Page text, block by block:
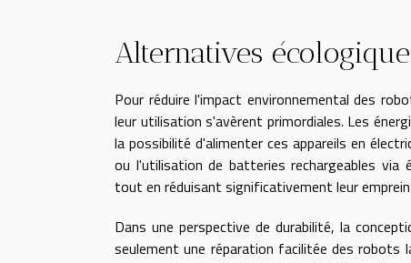
Alternatives
Pour réduire l'impact environnemental des
leur utilisation s'avèrent primordiales. Les
la possibilité d'alimenter ces appareils en
ou l'utilisation de batteries rechargeables via
tout en réduisant significativement leur
Dans une perspective de durabilité, la
seulement une réparation facilitée des robots